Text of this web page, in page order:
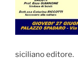
siciliano editore.